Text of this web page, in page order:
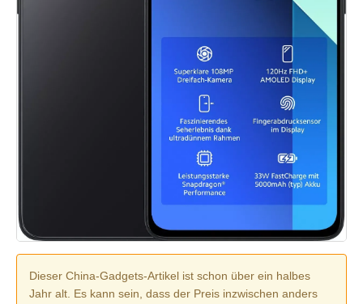
Dieser China-Gadgets-Artikel ist schon über ein halbes
Jahr alt. Es kann sein, dass der Preis inzwischen anders